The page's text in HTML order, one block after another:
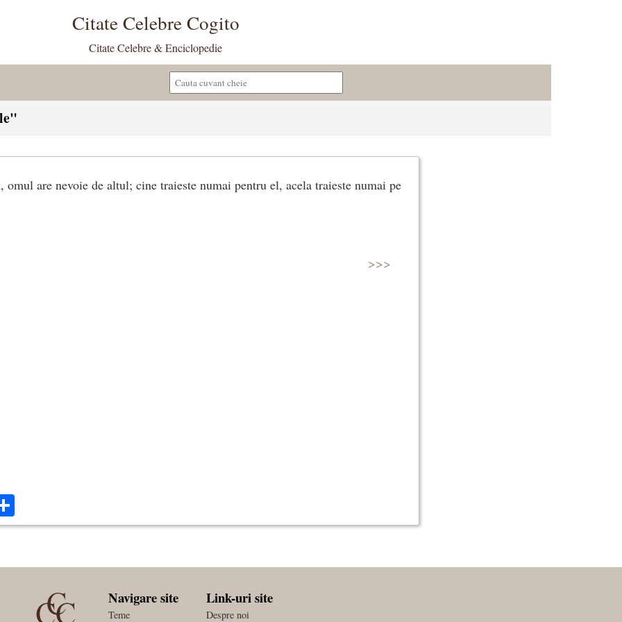
Citate Celebre Cogito
Citate Celebre & Enciclopedie
are nevoie de altul; cine traieste numai pentru el, acela traieste numai pe
>>>
Navigare site
Teme
Link-uri site
Despre noi